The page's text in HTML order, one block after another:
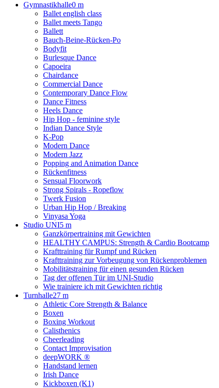
Gymnastikhalle0 m
Ballet english class
Ballet meets Tango
Ballett
Bauch-Beine-Rücken-Po
Bodyfit
Burlesque Dance
Capoeira
Chairdance
Commercial Dance
Contemporary Dance Flow
Dance Fitness
Heels Dance
Hip Hop - feminine style
Indian Dance Style
K-Pop
Modern Dance
Modern Jazz
Popping and Animation Dance
Rückenfitness
Sensual Floorwork
Strong Spirals - Ropeflow
Twerk Fusion
Urban Hip Hop / Breaking
Vinyasa Yoga
Studio UNI5 m
Ganzkörpertraining mit Gewichten
HEALTHY CAMPUS: Strength & Cardio Bootcamp
Krafttraining für Rumpf und Rücken
Krafttraining zur Vorbeugung von Rückenproblemen
Mobilitätstraining für einen gesunden Rücken
Tag der offenen Tür im UNI-Studio
Wie trainiere ich mit Gewichten richtig
Turnhalle27 m
Athletic Core Strength & Balance
Boxen
Boxing Workout
Calisthenics
Cheerleading
Contact Improvisation
deepWORK ®
Handstand lernen
Irish Dance
Kickboxen (K1)